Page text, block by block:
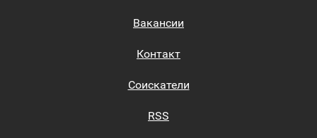
Вакансии
Контакт
Соискатели
RSS